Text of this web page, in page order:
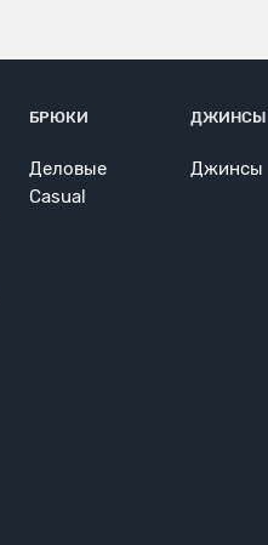
БРЮКИ
Деловые
Casual
ДЖИНСЫ
Джинсы